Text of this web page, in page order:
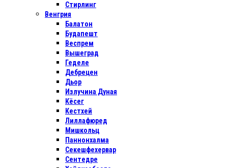
Стирлинг
Венгрия
Балатон
Будапешт
Веспрем
Вышеград
Геделе
Дебрецен
Дьор
Излучина Дуная
Кёсег
Кестхей
Лиллафюред
Мишкольц
Паннонхалма
Секешфехервар
Сентедре